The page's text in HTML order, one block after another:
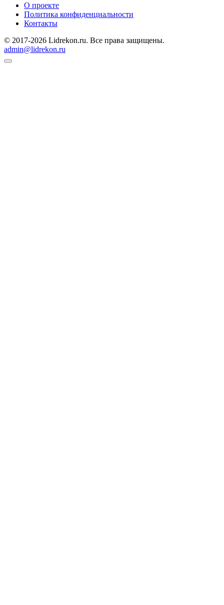
О проекте
Политика конфиденциальности
Контакты
© 2017-2026 Lidrekon.ru. Все права защищены.
admin@lidrekon.ru